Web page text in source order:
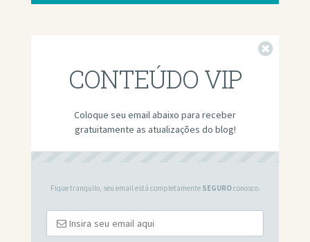
CONTEÚDO VIP
Coloque seu email abaixo para receber
gratuitamente as atualizações do blog!
Fique tranquilo, seu email está completamente SEGUROconosco.